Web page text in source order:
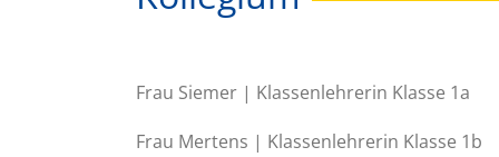
Frau Siemer | Klassenlehrerin Klasse 1a
Frau Mertens | Klassenlehrerin Klasse 1b